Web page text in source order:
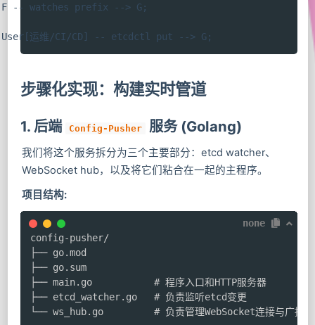
-- watches prefix --> G;
运维/CI/CD] -- etcdctl put --> G;
步骤化实现：构建实时管道
1. 后端 Config-Pusher 服务 (Golang)
我们将这个服务拆分为三个主要部分：etcd watcher、
WebSocket hub，以及将它们粘合在一起的主程序。
项目结构:
none
config-pusher/
├── go.mod
├── go.sum
├── main.go           # 程序入口和HTTP服务器
├── etcd_watcher.go   # 负责监听etcd变更
└── ws_hub.go         # 负责管理WebSocket连接与广播